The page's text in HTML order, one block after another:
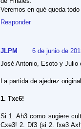
Veremos en qué queda todo
Responder
JLPM
6 de junio de
José Antonio, Esoto y Julio
La partida de ajedrez
1. Txc6!
Si 1. Ah3 como sugiere
Cxe3! 2. Df3 (si 2. fxe3